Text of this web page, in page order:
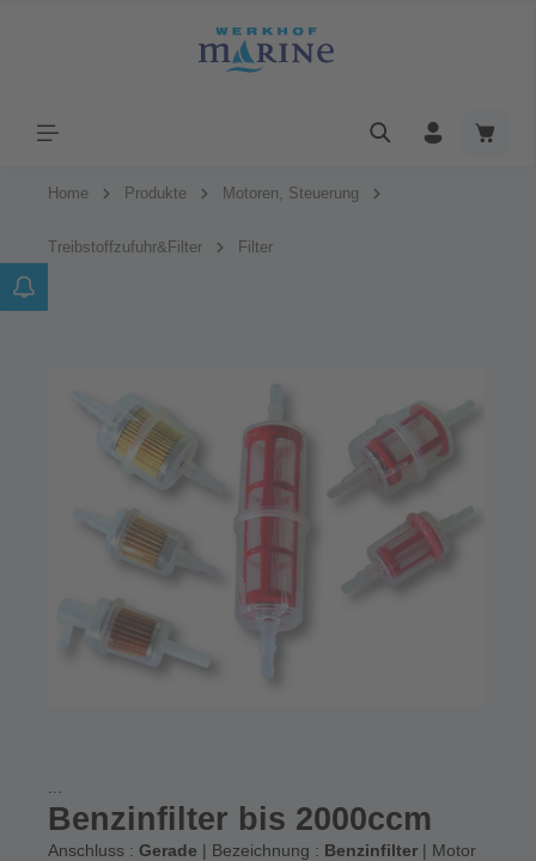
Home Produkte Motoren, Steuerung
Treibstoffzufuhr&Filter Filter
Benzinfilter bis 2000ccm
Anschluss : Gerade | Bezeichnung : Benzinfilter | Motor